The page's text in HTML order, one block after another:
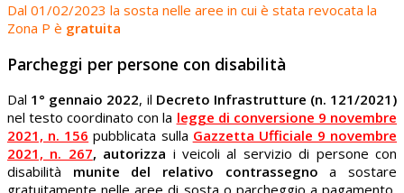
Dal 01/02/2023 la sosta nelle aree in cui è stata revocata la
Zona P è gratuita
Parcheggi per persone con disabilità
Dal 1° gennaio 2022, il Decreto Infrastrutture (n. 121/2021)
nel testo coordinato con la legge di conversione 9 novembre
2021, n. 156 pubblicata sulla Gazzetta Ufficiale 9 novembre
2021, n. 267, autorizza i veicoli al servizio di persone con
disabilità munite del relativo contrassegno a sostare